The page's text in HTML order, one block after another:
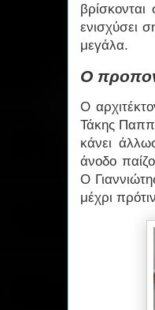
ενισχύσει
μεγάλα.
Ο
Ο
Τάκης
κάνει
άνοδο
Ο
μέχρι